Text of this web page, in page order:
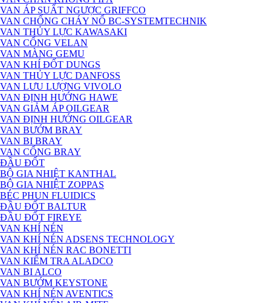
VAN ÁP SUẤT NGƯỢC GRIFFCO
VAN CHỐNG CHÁY NỔ BC-SYSTEMTECHNIK
VAN THỦY LỰC KAWASAKI
VAN CỔNG VELAN
VAN MÀNG GEMU
VAN KHÍ ĐỐT DUNGS
VAN THỦY LỰC DANFOSS
VAN LƯU LƯỢNG VIVOLO
VAN ĐỊNH HƯỚNG HAWE
VAN GIẢM ÁP OILGEAR
VAN ĐỊNH HƯỚNG OILGEAR
VAN BƯỚM BRAY
VAN BI BRAY
VAN CỔNG BRAY
ĐẦU ĐỐT
BỘ GIA NHIỆT KANTHAL
BỘ GIA NHIỆT ZOPPAS
BÉC PHUN FLUIDICS
ĐẦU ĐỐT BALTUR
ĐẦU ĐỐT FIREYE
VAN KHÍ NÉN
VAN KHÍ NÉN ADSENS TECHNOLOGY
VAN KHÍ NÉN RAC BONETTI
VAN KIỂM TRA ALADCO
VAN BI ALCO
VAN BƯỚM KEYSTONE
VAN KHÍ NÉN AVENTICS